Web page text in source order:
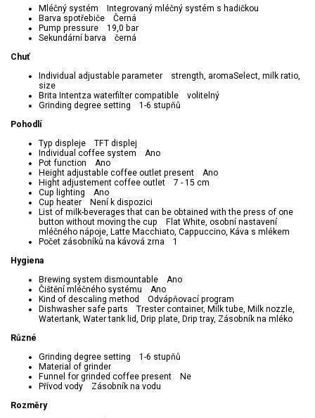
Mléčný systém Integrovaný mléčný systém s hadičkou
Barva spotřebiče Černá
Pump pressure 19,0 bar
Sekundární barva černá
Chuť
Individual adjustable parameter strength, aromaSelect, milk ratio,
size
Brita Intentza waterfilter compatible volitelný
Grinding degree setting 1-6 stupňů
Pohodlí
Typ displeje TFT displej
Individual coffee system Ano
Pot function Ano
Height adjustable coffee outlet present Ano
Hight adjustement coffee outlet 7 - 15 cm
Cup lighting Ano
Cup heater Není k dispozici
List of milk-beverages that can be obtained with the press of one
button without moving the cup Flat White, osobní nastavení
mléčného nápoje, Latte Macchiato, Cappuccino, Káva s mlékem
Počet zásobníků na kávová zrna 1
Hygiena
Brewing system dismountable Ano
Čištění mléčného systému Ano
Kind of descaling method Odvápňovací program
Dishwasher safe parts Trester container, Milk tube, Milk nozzle,
Watertank, Water tank lid, Drip plate, Drip tray, Zásobník na mléko
Různé
Grinding degree setting 1-6 stupňů
Material of grinder
Funnel for grinded coffee present Ne
Přívod vody Zásobník na vodu
Rozměry